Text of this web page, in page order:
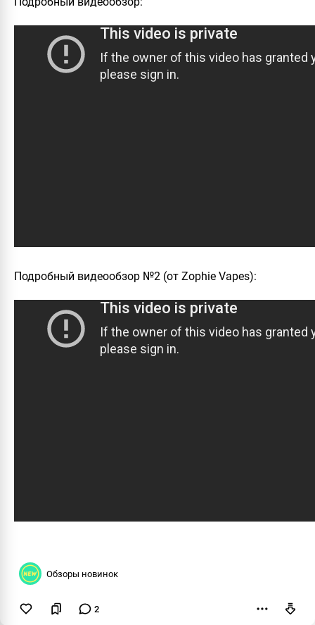
Подробный видеообзор №2 (от Zophie Vapes):
Обзоры новинок
2